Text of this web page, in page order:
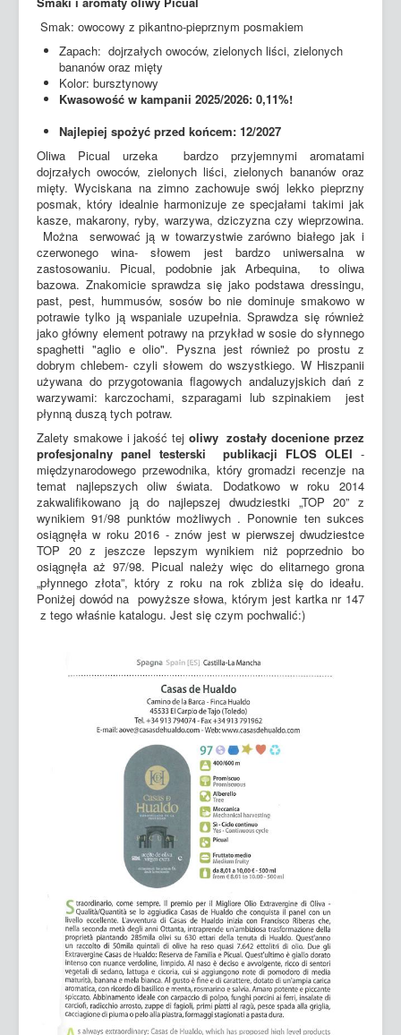
Smak: owocowy z pikantno-pieprznym posmakiem
Zapach: dojrzałych owoców, zielonych liści, zielonych
bananów oraz mięty
Kolor: bursztynowy
Kwasowość w kampanii 2025/2026: 0,11%!
Najlepiej spożyć przed końcem: 12/2027
Oliwa Picual urzeka bardzo przyjemnymi aromatami
dojrzałych owoców, zielonych liści, zielonych bananów oraz
mięty. Wyciskana na zimno zachowuje swój lekko pieprzny
posmak, który idealnie harmonizuje ze specjałami takimi jak
kasze, makarony, ryby, warzywa, dziczyzna czy wieprzowina.
Można serwować ją w towarzystwie zarówno białego jak i
czerwonego wina- słowem jest bardzo uniwersalna w
zastosowaniu. Picual, podobnie jak Arbequina, to oliwa
bazowa. Znakomicie sprawdza się jako podstawa dressingu,
past, pest, hummusów, sosów bo nie dominuje smakowo w
potrawie tylko ją wspaniale uzupełnia. Sprawdza się również
jako główny element potrawy na przykład w sosie do słynnego
spaghetti "aglio e olio". Pyszna jest również po prostu z
dobrym chlebem- czyli słowem do wszystkiego. W Hiszpanii
używana do przygotowania flagowych andaluzyjskich dań z
warzywami: karczochami, szparagami lub szpinakiem jest
płynną duszą tych potraw.
Zalety smakowe i jakość tej oliwy zostały docenione przez
profesjonalny panel testerski publikacji FLOS OLEI -
międzynarodowego przewodnika, który gromadzi recenzje na
temat najlepszych oliw świata. Dodatkowo w roku 2014
zakwalifikowano ją do najlepszej dwudziestki „TOP 20” z
wynikiem 91/98 punktów możliwych . Ponownie ten sukces
osiągnęła w roku 2016 - znów jest w pierwszej dwudziestce
TOP 20 z jeszcze lepszym wynikiem niż poprzednio bo
osiągnęła aż 97/98. Picual należy więc do elitarnego grona
„płynnego złota”, który z roku na rok zbliża się do ideału.
Poniżej dowód na powyższe słowa, którym jest kartka nr 147
z tego właśnie katalogu. Jest się czym pochwalić:)